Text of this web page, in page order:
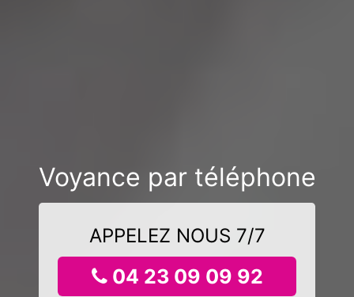
Voyance par téléphone
APPELEZ NOUS 7/7
04 23 09 09 92